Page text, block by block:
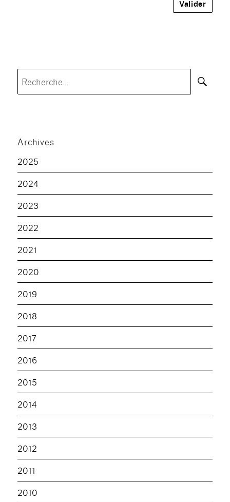
Archives
2025
2024
2023
2022
2021
2020
2019
2018
2017
2016
2015
2014
2013
2012
2011
2010